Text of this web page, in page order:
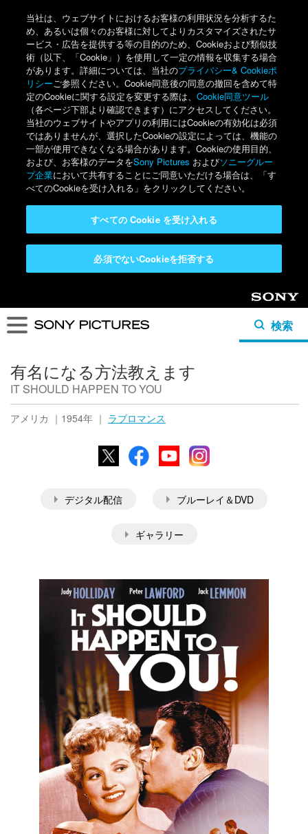
当社は、ウェブサイトにおけるお客様の利用状況を分析するた
め、あるいは個々のお客様に対してよりカスタマイズされたサ
ービス・広告を提供する等の目的のため、Cookieおよび類似技
術（以下、「Cookie」）を使用して一定の情報を収集する場合
があります。詳細については、当社のプライバシー& Cookieポ
リシーご参照ください。Cookie同意後の同意の撤回を含めて特
定のCookieに関する設定を変更する際は、Cookie同意ツール
（各ページ下部より確認できます）にアクセスしてください。
当社のウェブサイトやアプリの利用にはCookieの有効化は必須
ではありませんが、選択したCookieの設定によっては、機能の
一部が使用できなくなる場合があります。Cookieの使用目的、
および、お客様のデータをSony Pictures およびソニーグルー
プ企業において共有することにご同意いただける場合は、「す
べてのCookieを受け入れる」をクリックしてください。
必須でないCookieを拒否する
すべての Cookie を受け入れる
Sony
検索
有名になる方法教えます
IT SHOULD HAPPEN TO YOU
アメリカ ｜1954年 ｜ ラブロマンス
X FacebookYouTubeInstagram
デジタル配信 ブルーレイ＆DVD
ギャラリー